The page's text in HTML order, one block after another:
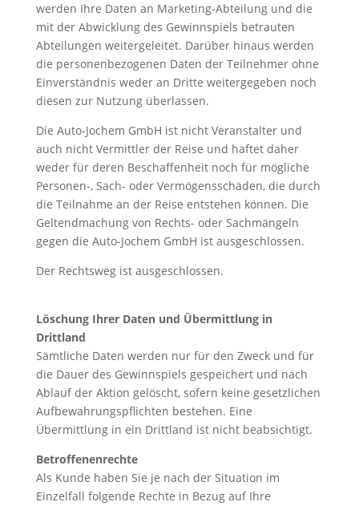
werden Ihre Daten an Marketing-Abteilung und die
mit der Abwicklung des Gewinnspiels betrauten
Abteilungen weitergeleitet. Darüber hinaus werden
die personenbezogenen Daten der Teilnehmer ohne
Einverständnis weder an Dritte weitergegeben noch
diesen zur Nutzung überlassen.
Die Auto-Jochem GmbH ist nicht Veranstalter und
auch nicht Vermittler der Reise und haftet daher
weder für deren Beschaffenheit noch für mögliche
Personen-, Sach- oder Vermögensschäden, die durch
die Teilnahme an der Reise entstehen können. Die
Geltendmachung von Rechts- oder Sachmängeln
gegen die Auto-Jochem GmbH ist ausgeschlossen.
Der Rechtsweg ist ausgeschlossen.
Löschung Ihrer Daten und Übermittlung in
Drittland
Sämtliche Daten werden nur für den Zweck und für
die Dauer des Gewinnspiels gespeichert und nach
Ablauf der Aktion gelöscht, sofern keine gesetzlichen
Aufbewahrungspflichten bestehen. Eine
Übermittlung in ein Drittland ist nicht beabsichtigt.
Betroffenenrechte
Als Kunde haben Sie je nach der Situation im
Einzelfall folgende Rechte in Bezug auf Ihre